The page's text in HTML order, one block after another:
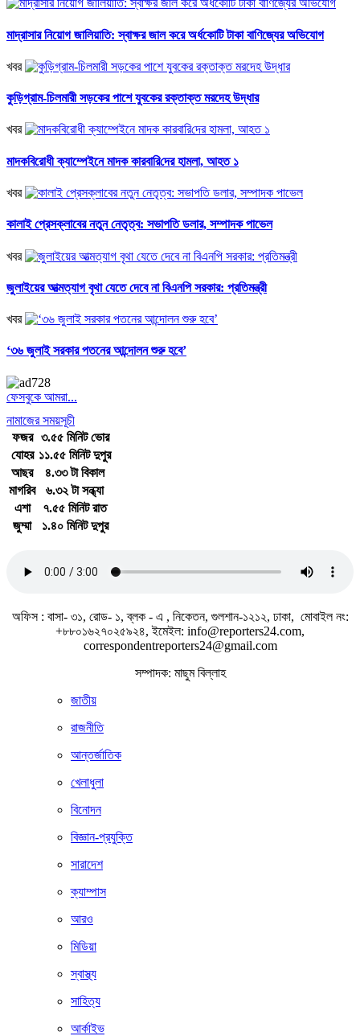
মাদ্রাসার নিয়োগ জালিয়াতি: স্বাক্ষর জাল করে অর্ধকোটি টাকা বাণিজ্যের অভিযোগ
খবর
কুড়িগ্রাম-চিলমারী সড়কের পাশে যুবকের রক্তাক্ত মরদেহ উদ্ধার
খবর
মাদকবিরোধী ক্যাম্পেইনে মাদক কারবা‌রি‌দের হামলা, আহত ১
খবর
কালাই প্রেসক্লাবের নতুন নেতৃত্ব: সভাপতি ডলার, সম্পাদক পাভেল
খবর
জুলাইয়ের আত্মত্যাগ বৃথা যেতে দেবে না বিএনপি সরকার: প্রতিমন্ত্রী
খবর
‘৩৬ জুলাই সরকার পতনের আন্দোলন শুরু হবে’
ফেসবুকে আমরা...
নামাজের সময়সূচী
ফজর
৩.৫৫ মিনিট ভোর
যোহর ১১.৫৫ মিনিট দুপুর
আছর
৪.৩৩ টা বিকাল
মাগরিব
৬.৩২ টা সন্ধ্যা
এশা
৭.৫৫ মিনিট রাত
জুম্মা
১.৪০ মিনিট দুপুর
অফিস : বাসা- ৩১, রোড- ১, ব্লক - এ , নিকেতন, গুলশান-১২১২, ঢাকা, মোবাইল নং:
+৮৮০১৬২৭০২৫৯২৪, ইমেইল: info@reporters24.com,
correspondentreporters24@gmail.com
সম্পাদক: মাছুম বিল্লাহ
জাতীয়
রাজনীতি
আন্তর্জাতিক
খেলাধুলা
বিনোদন
বিজ্ঞান-প্রযুক্তি
সারাদেশ
ক্যাম্পাস
আরও
মিডিয়া
স্বাস্থ্য
সাহিত্য
আর্কাইভ